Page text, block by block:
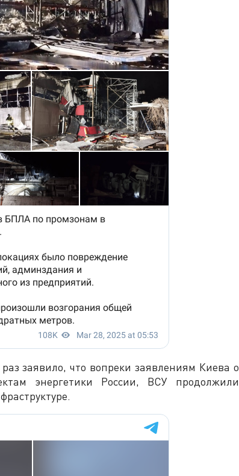
заявило, что вопреки заявлениям Киева о
энергетики России, ВСУ продолжили